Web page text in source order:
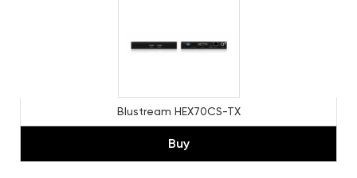
Blustream HEX70CS-TX
Buy